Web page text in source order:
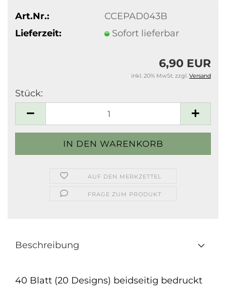
Art.Nr.:
CCEPAD043B
Lieferzeit:
Sofort lieferbar
6,90 EUR
inkl. 20% MwSt. zzgl. Versand
Stück:
AUF DEN MERKZETTEL
FRAGE ZUM PRODUKT
Beschreibung
40 Blatt (20 Designs) beidseitig bedruckt